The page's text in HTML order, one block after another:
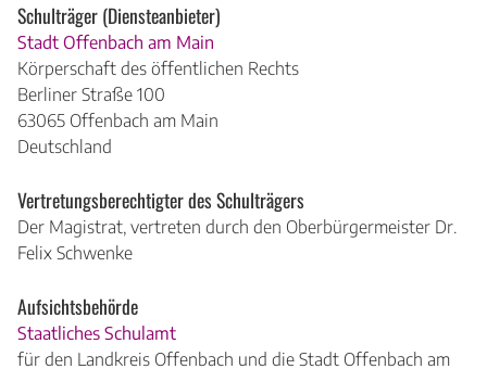
Schulträger (Diensteanbieter)
Stadt Offenbach am Main
Körperschaft des öffentlichen Rechts
Berliner Straße 100
63065 Offenbach am Main
Deutschland
Vertretungsberechtigter des Schulträgers
Der Magistrat, vertreten durch den Oberbürgermeister Dr.
Felix Schwenke
Aufsichtsbehörde
Staatliches Schulamt
für den Landkreis Offenbach und die Stadt Offenbach am